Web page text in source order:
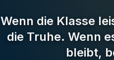
Wenn die Klasse
die Truhe. Wenn
bleibt,